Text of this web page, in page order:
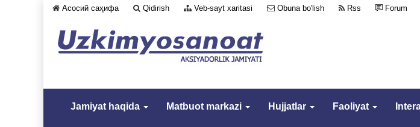
Асосий саҳифа Qidirish Veb-sayt xaritasi Obuna bo'lish Rss Forum
Jamiyat haqida Matbuot markazi Hujjatlar Faoliyat